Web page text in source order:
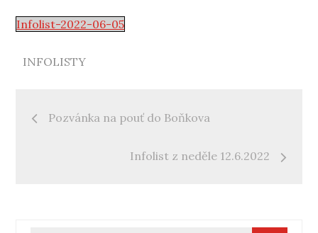
Infolist-2022-06-05
INFOLISTY
Navigace
Pozvánka na pouť do Boňkova
Infolist z neděle 12.6.2022